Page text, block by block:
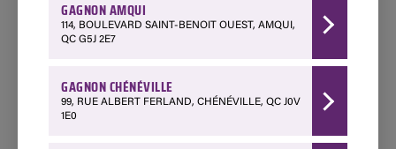
GAGNON AMQUI
114, BOULEVARD SAINT-BENOIT OUEST, AMQUI,
QC G5J 2E7
GAGNON CHÉNÉVILLE
99, RUE ALBERT FERLAND, CHÉNÉVILLE, QC J0V
1E0
Amqui - 114 Boulevard Saint-Benoit Ouest
418 629-3267
Choisir ce magasin
Disponible